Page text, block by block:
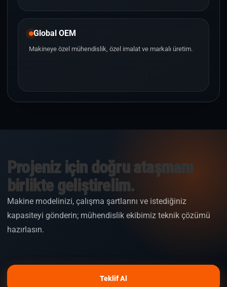
Global OEM
Makineye özel mühendislik, özel imalat ve markalı üretim.
Projeniz için doğru ataşmanı
birlikte geliştirelim.
Makine modelinizi, çalışma şartlarını ve istediğiniz
kapasiteyi gönderin; mühendislik ekibimiz teknik çözümü
hazırlasın.
Teklif Al